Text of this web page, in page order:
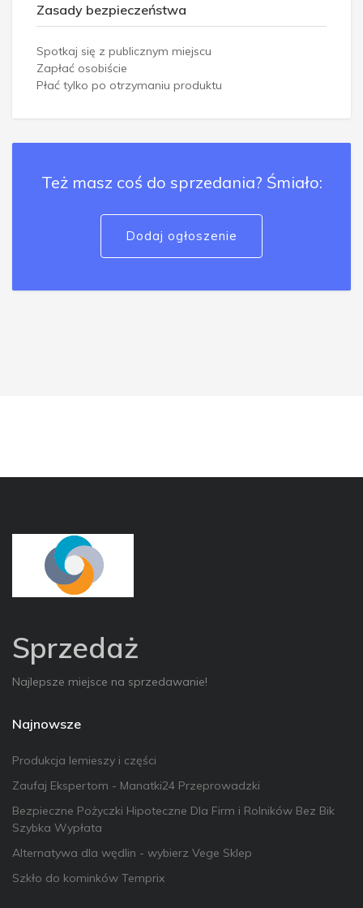
Zasady bezpieczeństwa
Spotkaj się z publicznym miejscu
Zapłać osobiście
Płać tylko po otrzymaniu produktu
Też masz coś do sprzedania? Śmiało:
Dodaj ogłoszenie
Sprzedaż
Najlepsze miejsce na sprzedawanie!
Najnowsze
Produkcja lemieszy i części
Zaufaj Ekspertom - Manatki24 Przeprowadzki
Bezpieczne Pożyczki Hipoteczne Dla Firm i Rolników Bez Bik
Szybka Wypłata
Alternatywa dla wędlin - wybierz Vege Sklep
Szkło do kominków Temprix